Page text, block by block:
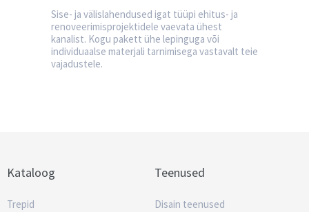
Sise- ja välislahendused igat tüüpi ehitus- ja
renoveerimisprojektidele vaevata ühest
kanalist. Kogu pakett ühe lepinguga või
individuaalse materjali tarnimisega vastavalt teie
vajadustele.
Kataloog
Trepid
Teenused
Disain teenused